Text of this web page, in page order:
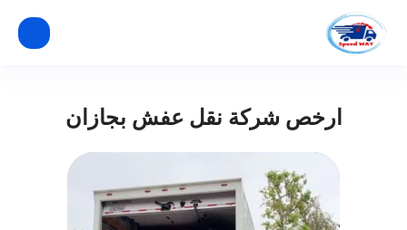
ارخص شركة نقل عفش بجازان